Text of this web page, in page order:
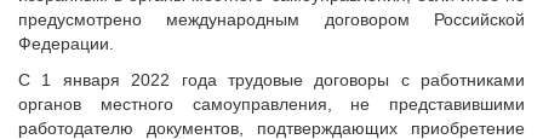
предусмотрено международным договором Российской
Федерации.
С 1 января 2022 года трудовые договоры с работниками
органов местного самоуправления, не представившими
работодателю документов, подтверждающих приобретение